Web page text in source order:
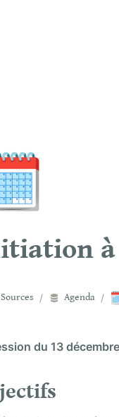
à
/ Agenda /
du 13